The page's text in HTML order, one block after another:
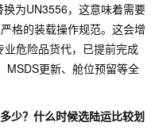
为UN3556，这意味着需要
格的装载操作规范。这会增
危险品货代，已提前完成
MSDS更新、舱位预留等全
少？什么时候选陆运比较划